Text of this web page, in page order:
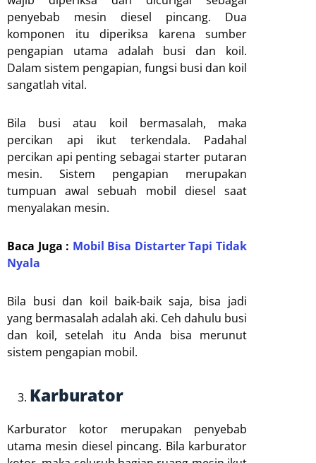
penyebab mesin diesel pincang. Dua
komponen itu diperiksa karena sumber
pengapian utama adalah busi dan koil.
Dalam sistem pengapian, fungsi busi dan koil
sangatlah vital.
Bila busi atau koil bermasalah, maka
percikan api ikut terkendala. Padahal
percikan api penting sebagai starter putaran
mesin. Sistem pengapian merupakan
tumpuan awal sebuah mobil diesel saat
menyalakan mesin.
Baca Juga : Mobil Bisa Distarter Tapi Tidak
Nyala
Bila busi dan koil baik-baik saja, bisa jadi
yang bermasalah adalah aki. Ceh dahulu busi
dan koil, setelah itu Anda bisa merunut
sistem pengapian mobil.
Karburator
Karburator kotor merupakan penyebab
utama mesin diesel pincang. Bila karburator